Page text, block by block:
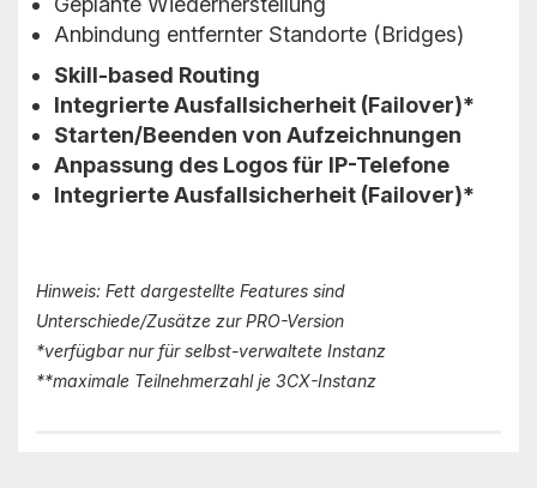
Anbindung entfernter Standorte (Bridges)
Skill-based Routing
Integrierte Ausfallsicherheit (Failover)*
Starten/Beenden von Aufzeichnungen
Anpassung des Logos für IP-Telefone
Integrierte Ausfallsicherheit (Failover)*
Hinweis: Fett dargestellte Features sind
Unterschiede/Zusätze zur PRO-Version
*verfügbar nur für selbst-verwaltete Instanz
**maximale Teilnehmerzahl je 3CX-Instanz